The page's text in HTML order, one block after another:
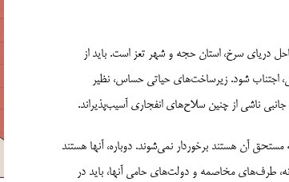
دریای سرخ، استان حجه و شهر تعز است. باید از
اجتناب شود. زیرساخت‌های حیاتی حساس، نظیر
ناشی از چنین سلاح‌های انفجاری آسیب‌پذیراند.
آن هستند برخوردار نمی‌شوند. دوباره، آنها هستند
طرف‌های مخاصمه و دولت‌های حامی آنها، باید در